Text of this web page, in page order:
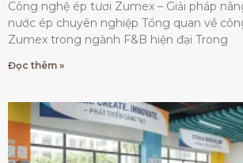
Công nghệ ép tươi Zumex – Giải pháp
nước ép chuyên nghiệp Tổng quan về
Zumex trong ngành F&B hiện đại Trong
Đọc thêm »